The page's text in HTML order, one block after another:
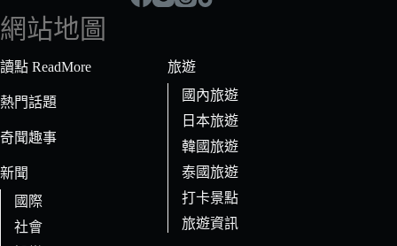
符
合
條
的
果
網站地圖
讀點 ReadMore
熱門話題
奇聞趣事
新聞
國際
社會
旅遊
國內旅遊
日本旅遊
韓國旅遊
泰國旅遊
打卡景點
旅遊資訊